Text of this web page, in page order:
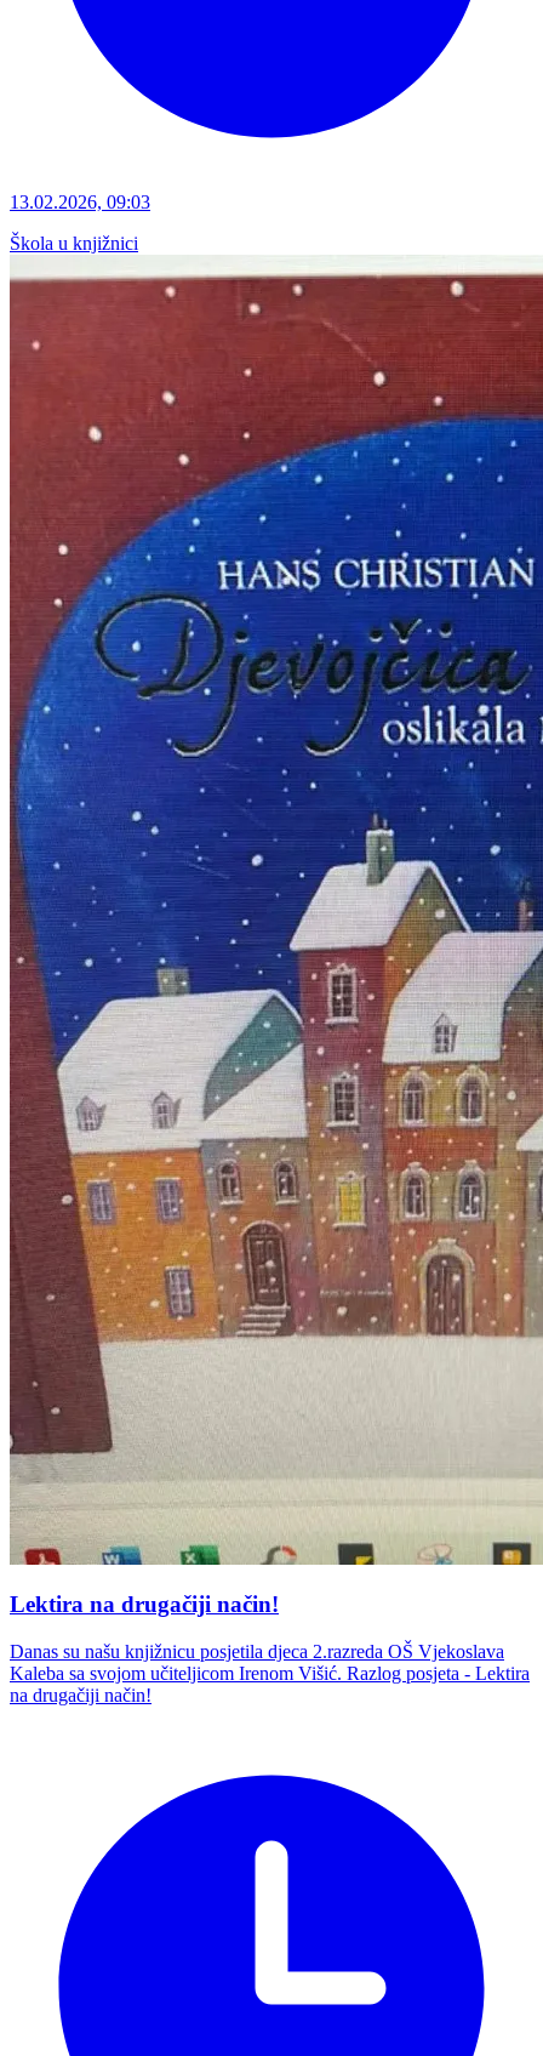
13.02.2026, 09:03
Škola u knjižnici
Lektira na drugačiji način!
Danas su našu knjižnicu posjetila djeca 2.razreda OŠ Vjekoslava
Kaleba sa svojom učiteljicom Irenom Višić. Razlog posjeta - Lektira
na drugačiji način!